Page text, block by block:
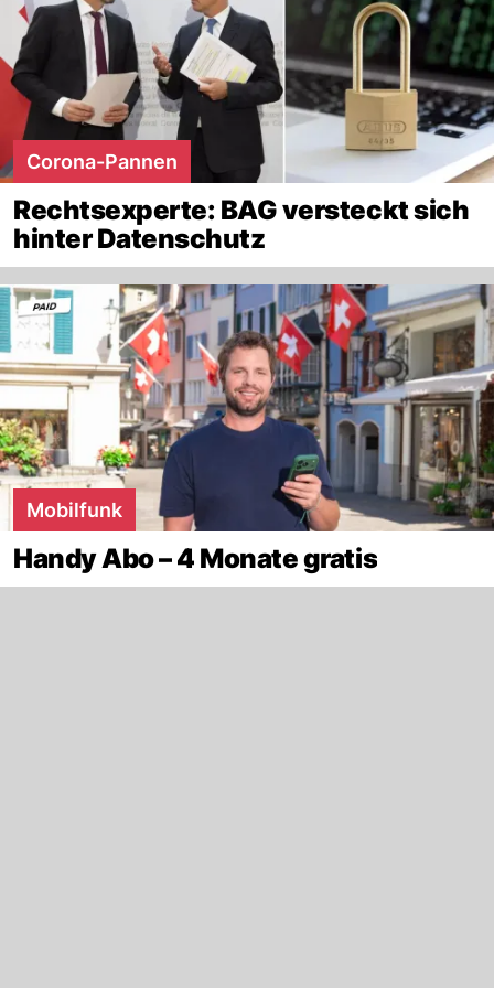
Corona-Pannen
Rechtsexperte: BAG versteckt sich
hinter Datenschutz
Mobilfunk
Handy Abo – 4 Monate gratis